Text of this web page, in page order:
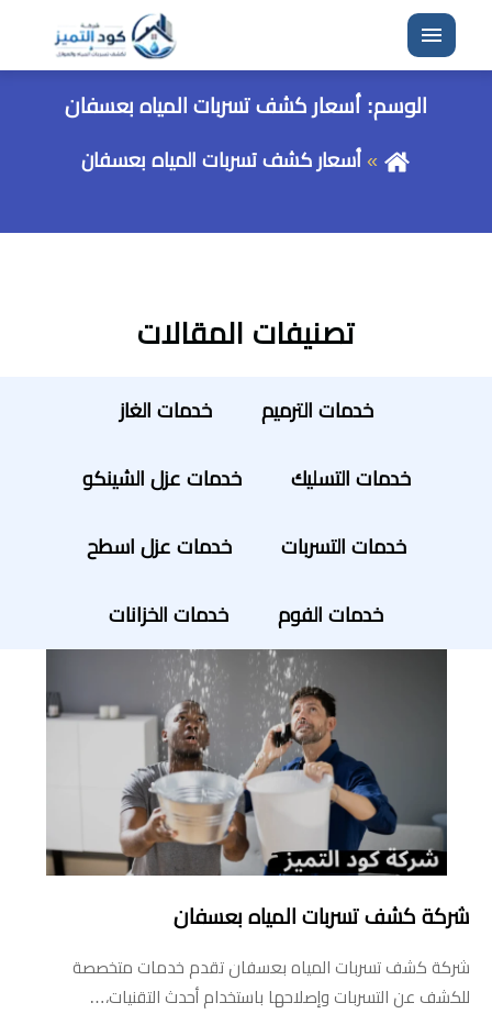
القائمة
الوسم: أسعار كشف تسربات المياه بعسفان
أسعار كشف تسربات المياه بعسفان
تصنيفات المقالات
خدمات الترميم خدمات الغاز
خدمات التسليك خدمات عزل الشينكو
خدمات التسربات خدمات عزل اسطح
خدمات الفوم خدمات الخزانات
شركة كشف تسربات المياه بعسفان
شركة كشف تسربات المياه بعسفان تقدم خدمات متخصصة
للكشف عن التسربات وإصلاحها باستخدام أحدث التقنيات،…